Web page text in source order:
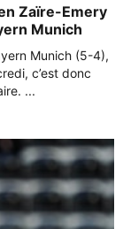
Zaïre-Emery
Munich
Munich (5-4),
c’est donc
...